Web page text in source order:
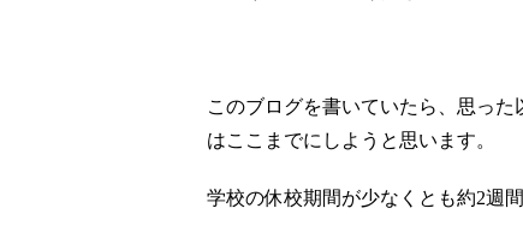
このブログを書いていたら、思っ
はここまでにしようと思います。
学校の休校期間が少なくとも約2週